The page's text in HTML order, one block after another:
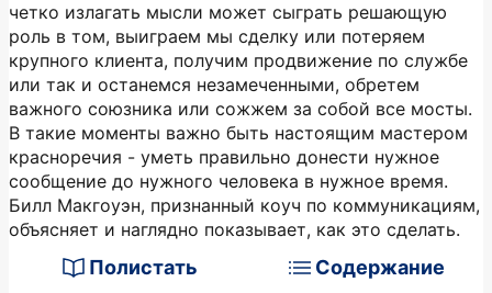
четко излагать мысли может сыграть решающую
роль в том, выиграем мы сделку или потеряем
крупного клиента, получим продвижение по службе
или так и останемся незамеченными, обретем
важного союзника или сожжем за собой все мосты.
В такие моменты важно быть настоящим мастером
красноречия - уметь правильно донести нужное
сообщение до нужного человека в нужное время.
Билл Макгоуэн, признанный коуч по коммуникациям,
объясняет и наглядно показывает, как это сделать.
Полистать Содержание